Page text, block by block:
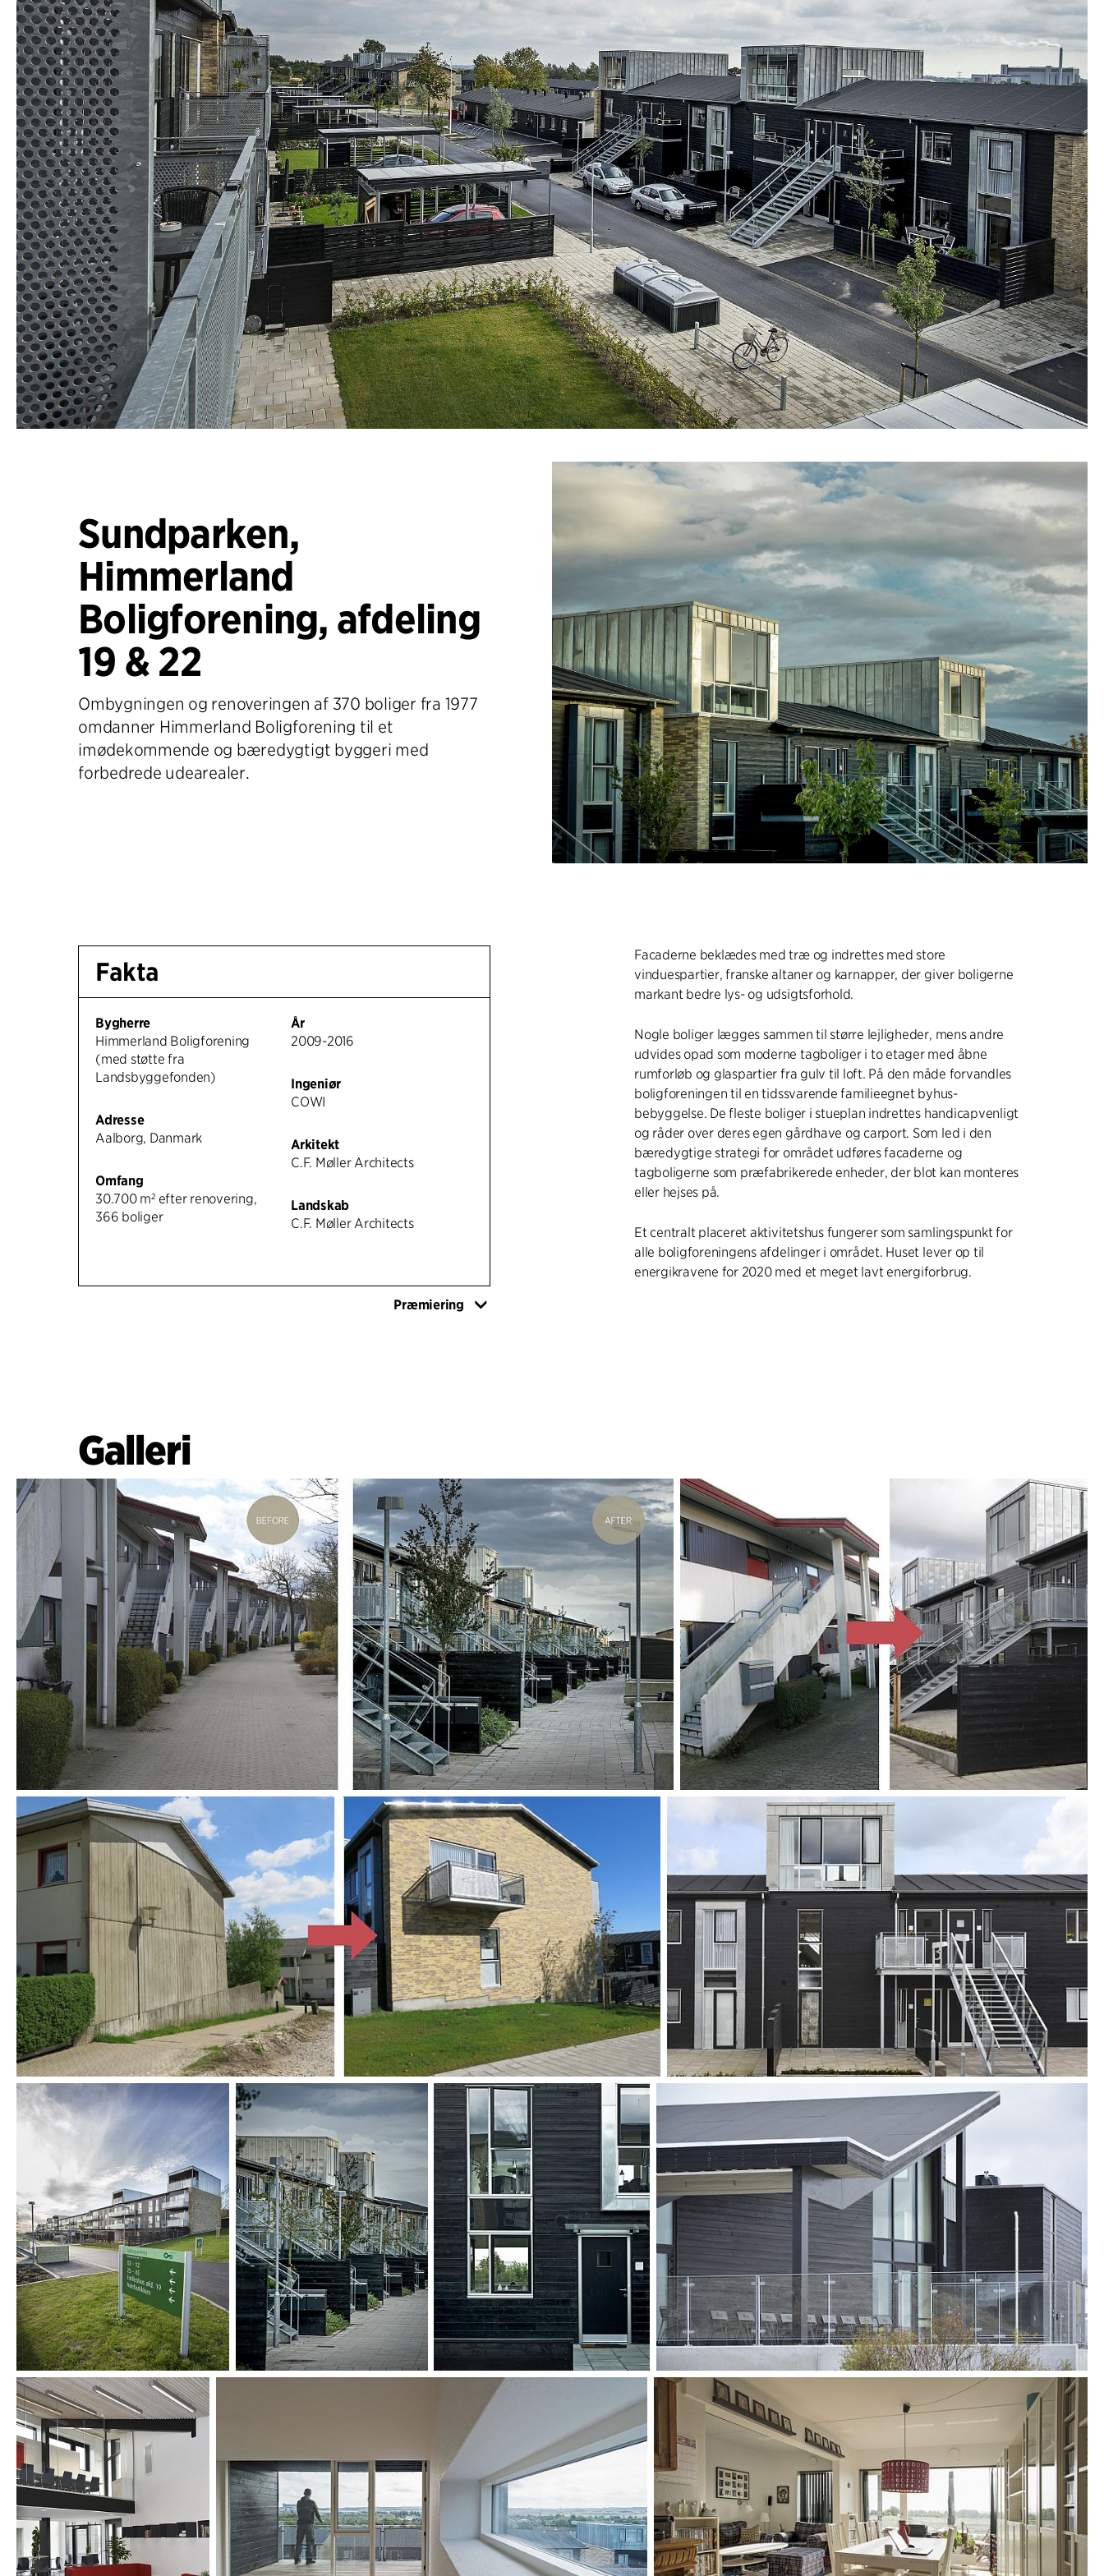
Sundparken,
Himmerland
Boligforening, afdeling
19 & 22
Ombygningen og renoveringen af 370 boliger fra 1977
omdanner Himmerland Boligforening til et
imødekommende og bæredygtigt byggeri med
forbedrede udearealer.
Fakta
Bygherre
Himmerland Boligforening
(med støtte fra
Landsbyggefonden)
Adresse
Aalborg, Danmark
Omfang
30.700 m² efter renovering,
366 boliger
År
2009-2016
Ingeniør
COWI
Arkitekt
C.F. Møller Architects
Landskab
C.F. Møller Architects
Præmiering
Facaderne beklædes med træ og indrettes med store
vinduespartier, franske altaner og karnapper, der giver boligerne
markant bedre lys- og udsigtsforhold.
Nogle boliger lægges sammen til større lejligheder, mens andre
udvides opad som moderne tagboliger i to etager med åbne
rumforløb og glaspartier fra gulv til loft. På den måde forvandles
boligforeningen til en tidssvarende familieegnet byhus-
bebyggelse. De fleste boliger i stueplan indrettes handicapvenligt
og råder over deres egen gårdhave og carport. Som led i den
bæredygtige strategi for området udføres facaderne og
tagboligerne som præfabrikerede enheder, der blot kan monteres
eller hejses på.
Et centralt placeret aktivitetshus fungerer som samlingspunkt for
alle boligforeningens afdelinger i området. Huset lever op til
energikravene for 2020 med et meget lavt energiforbrug.
Galleri